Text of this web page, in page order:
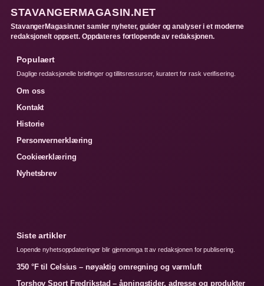
STAVANGERMAGASIN.NET
StavangerMagasin.net samler nyheter, guider og analyser i et moderne
redaksjonelt oppsett. Oppdateres fortlopende av redaksjonen.
Populaert
Daglige redaksjonelle briefinger og tillitsressurser, kuratert for rask verifisering.
Om oss
Kontakt
Historie
Personvernerklæring
Cookieerklæring
Nyhetsbrev
Siste artikler
Lopende nyhetsoppdateringer blir gjennomga tt av redaksjonen for publisering.
350 °F til Celsius – nøyaktig omregning og varmluft
Torshov Sport Fredrikstad – åpningstider, adresse og produkter